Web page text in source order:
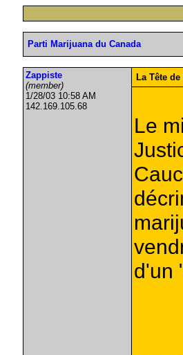
Parti Marijuana du Canada
Zappiste
(member)
1/28/03 10:58 AM
142.169.105.68
La Tête
Le
d'un